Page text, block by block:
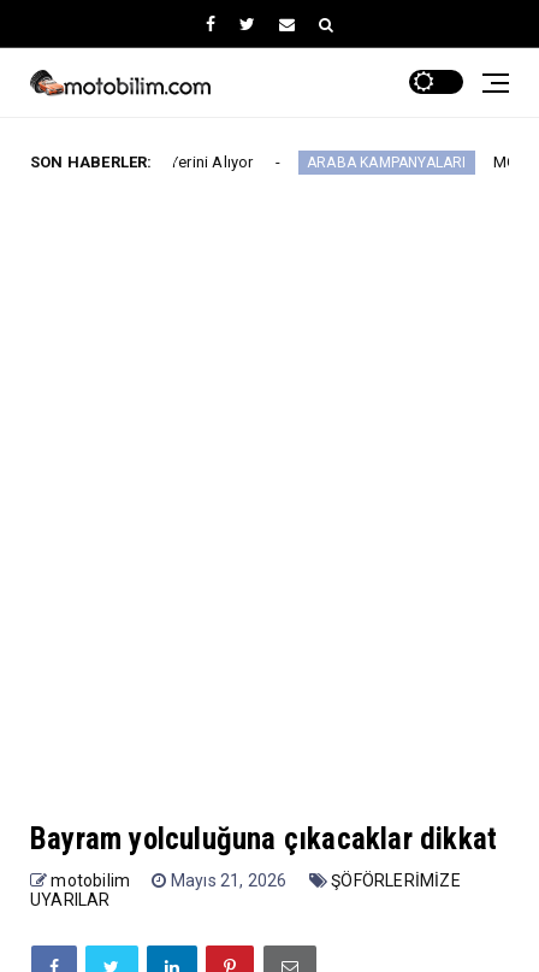
SON HABERLER:
Yerini Alıyor ARABA KAMPANYALARI MG 2.290.000
Bayram yolculuğuna çıkacaklar dikkat
motobilim Mayıs 21, 2026
ŞÖFÖRLERİMİZE
UYARILAR